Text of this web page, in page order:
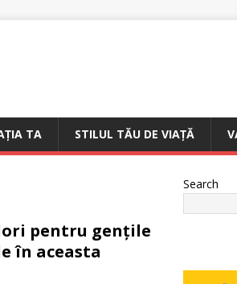
TA STILUL TĂU DE VIAȚĂ
pentru gențile
în aceasta
Search